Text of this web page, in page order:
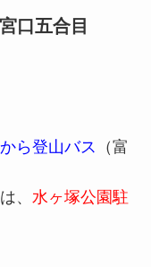
口五合目
ら登山バス
（富
、 水ヶ塚公園駐